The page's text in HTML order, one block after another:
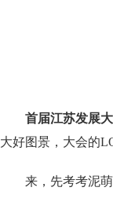
首届江苏发展
大好图景，大会的
来，先考考泥萌